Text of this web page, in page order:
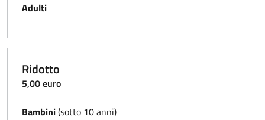
Adulti
Ridotto
5,00 euro
Bambini(sotto 10 anni)